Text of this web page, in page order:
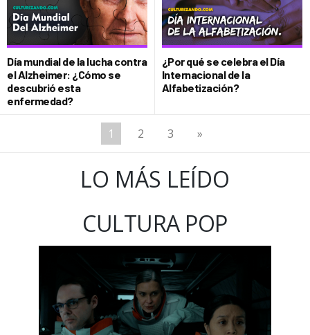
Día mundial de la lucha contra
el Alzheimer: ¿Cómo se
descubrió esta
enfermedad?
¿Por qué se celebra el Día
Internacional de la
Alfabetización?
1 2 3 »
LO MÁS LEÍDO
CULTURA POP